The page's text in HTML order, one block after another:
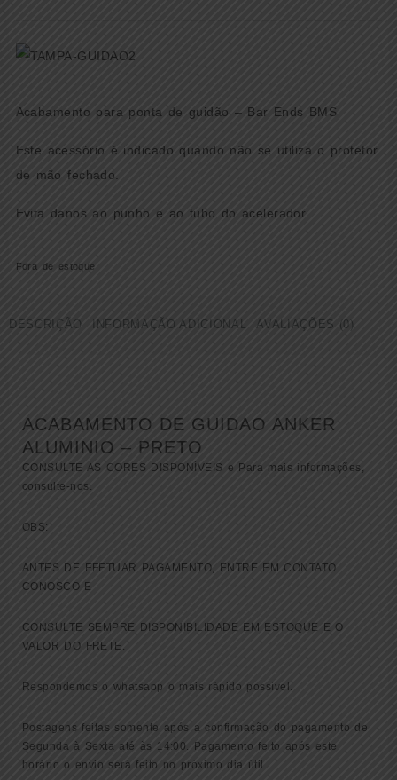
Acabamento para ponta de guidão – Bar Ends BMS
Este acessório é indicado quando não se utiliza o protetor
de mão fechado.
Evita danos ao punho e ao tubo do acelerador.
Fora de estoque
DESCRIÇÃO INFORMAÇÃO ADICIONAL AVALIAÇÕES (0)
ACABAMENTO DE GUIDAO ANKER
ALUMINIO – PRETO
CONSULTE AS CORES DISPONÍVEIS e Para mais informações,
consulte-nos.
OBS:
ANTES DE EFETUAR PAGAMENTO, ENTRE EM CONTATO
CONOSCO E
CONSULTE SEMPRE DISPONIBILIDADE EM ESTOQUE E O
VALOR DO FRETE.
Respondemos o whatsapp o mais rápido possível.
Postagens feitas somente após a confirmação do pagamento de
Segunda à Sexta até às 14:00. Pagamento feito após este
horário o envio será feito no próximo dia útil.